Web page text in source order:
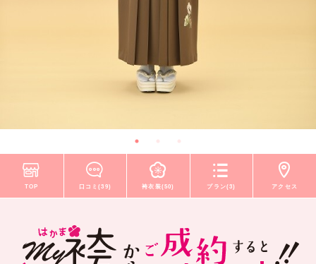
TOP 口コミ(39) 袴衣装(50) プラン(3) アクセス